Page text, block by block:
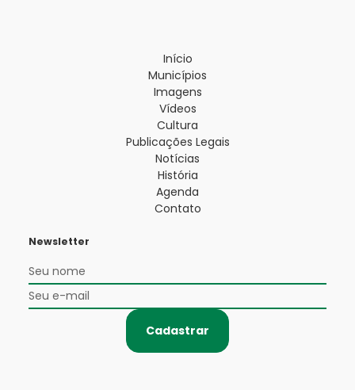
Início
Municípios
Imagens
Vídeos
Cultura
Publicações Legais
Notícias
História
Agenda
Contato
Newsletter
Cadastrar